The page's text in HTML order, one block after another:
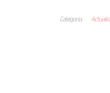
Categoría